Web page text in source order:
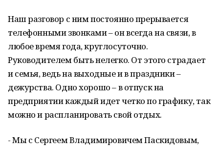
Наш разговор с ним постоянно прерывается
телефонными звонками – он всегда на связи, в
любое время года, круглосуточно.
Руководителем быть нелегко. От этого страдает
и семья, ведь на выходные и в праздники –
дежурства. Одно хорошо – в отпуск на
предприятии каждый идет четко по графику, так
можно и распланировать свой отдых.
- Мы с Сергеем Владимировичем Паскидовым,